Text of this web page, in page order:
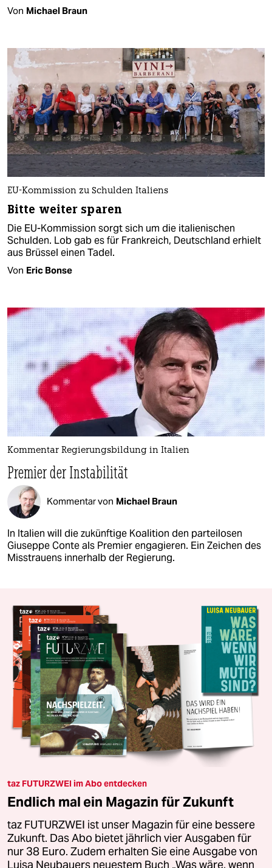
Von Michael Braun
EU-Kommission zu Schulden Italiens
Bitte weiter sparen
Die EU-Kommission sorgt sich um die italienischen
Schulden. Lob gab es für Frankreich, Deutschland erhielt
aus Brüssel einen Tadel.
Von Eric Bonse
Kommentar Regierungsbildung in Italien
Premier der Instabilität
Kommentar von Michael Braun
In Italien will die zukünftige Koali­tion den parteilosen
Giuseppe Conte als Premier engagieren. Ein Zeichen des
Misstrauens innerhalb der Regierung.
taz FUTURZWEI im Abo entdecken
Endlich mal ein Magazin für Zukunft
taz FUTURZWEI ist unser Magazin für eine bessere
Zukunft. Das Abo bietet jährlich vier Ausgaben für
nur 38 Euro. Zudem erhalten Sie eine Ausgabe von
Luisa Neubauers neuestem Buch „Was wäre, wenn